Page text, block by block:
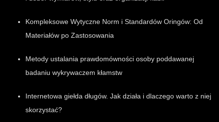
Kompleksowe Wytyczne Norm i Standardów Oringów: Od
Materiałów po Zastosowania
Metody ustalania prawdomówności osoby poddawanej
badaniu wykrywaczem kłamstw
Internetowa giełda długów. Jak działa i dlaczego warto z niej
skorzystać?